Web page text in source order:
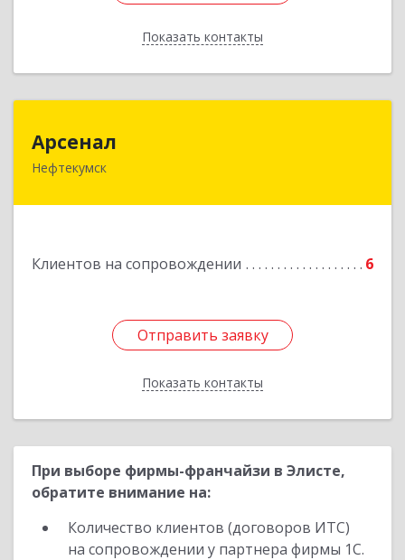
Показать контакты
Назад
Арсенал
Нефтекумск
Клиентов на сопровождении 6
Отправить заявку
Показать контакты
Отправить заявку
Назад
При выборе фирмы-франчайзи в Элисте,
обратите внимание на:
Количество клиентов (договоров ИТС)
на сопровождении у партнера фирмы 1С.